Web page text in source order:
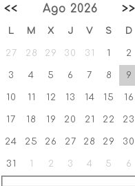
<< Ago 2026 >>
L M X J V S D
27 28 29 30 31 1 2
3 4 5 6 7 8 9
10 11 12 13 14 15 16
17 18 19 20 21 22 23
24 25 26 27 28 29 30
31 1 2 3 4 5 6